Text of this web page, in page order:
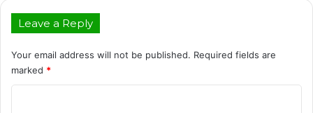
Leave a Reply
Your email address will not be published. Required fields are
marked *